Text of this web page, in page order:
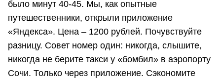
было минут 40-45. Мы, как опытные
путешественники, открыли приложение
«Яндекса». Цена – 1200 рублей. Почувствуйте
разницу. Совет номер один: никогда, слышите,
никогда не берите такси у «бомбил» в аэропорту
Сочи. Только через приложение. Сэкономите